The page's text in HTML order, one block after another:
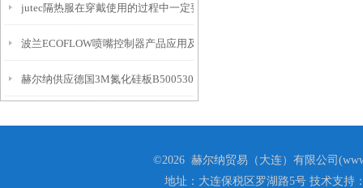
jutec隔热服在穿戴使用的过程中一定要注意这些事项
波兰ECOFLOW喷嘴控制器产品应用及属性
赫尔纳供应德国3M氮化硅板B5005303015
©2026 赫尔纳贸易（大连）有限公司
地址：大连保税区罗湖路5号 技术支持